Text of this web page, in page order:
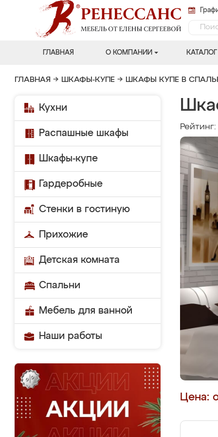
ГЛАВНАЯ О КОМПАНИИ КАТАЛОГ
ГЛАВНАЯ → ШКАФЫ-КУПЕ → ШКАФЫ КУПЕ В
Кухни
Распашные шкафы
Шкафы-купе
Гардеробные
Стенки в гостиную
Прихожие
Детская комната
Спальни
Мебель для ванной
Наши работы
Рейтинг:
Цена: